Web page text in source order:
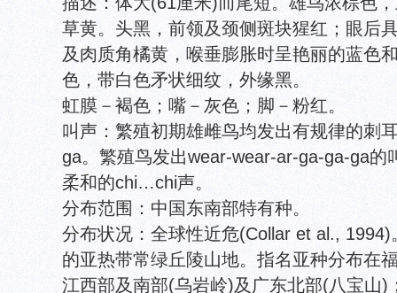
草黄。头黑，前领及颈侧斑块猩红；眼后
及肉质角橘黄，喉垂膨胀时呈艳丽的蓝色
色，带白色矛状细纹，外缘黑。
虹膜－褐色；嘴－灰色；脚－粉红。
叫声：繁殖初期雄雌鸟均发出有规律的刺
ga。繁殖鸟发出wear-wear-ar-ga-ga-ga的
柔和的chi…chi声。
分布范围：中国东南部特有种。
分布状况：全球性近危(Collar et al.,
的亚热带常绿丘陵山地。指名亚种分布在
江西部及南部(乌岩岭)及广东北部(八宝山)